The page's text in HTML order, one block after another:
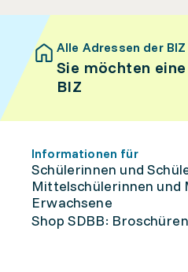
Alle Adressen der BIZ
Sie möchten
BIZ
Informationen für
Schülerinnen und
Mittelschülerinnen und
Erwachsene
Shop SDBB: